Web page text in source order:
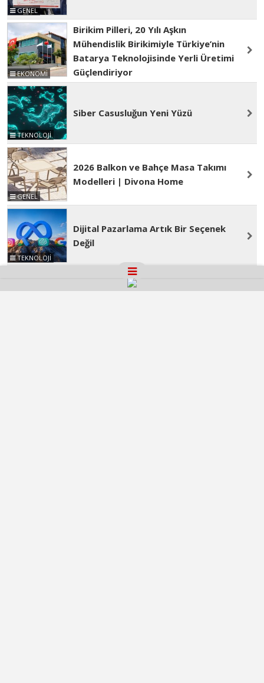
GENEL
EKONOMİ
Birikim Pilleri, 20 Yılı Aşkın
Mühendislik Birikimiyle Türkiye’nin
Batarya Teknolojisinde Yerli Üretimi
Güçlendiriyor
TEKNOLOJİ
Siber Casusluğun Yeni Yüzü
GENEL
2026 Balkon ve Bahçe Masa Takımı
Modelleri | Divona Home
TEKNOLOJİ
Dijital Pazarlama Artık Bir Seçenek
Değil
Ankara Araç Kiralama ile Başkentte